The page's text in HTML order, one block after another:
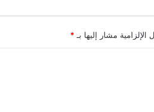
الإلزامية مشار إليها بـ *